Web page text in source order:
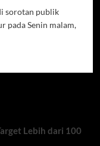
sorotan publik
pada Senin malam,
Lebih dari 100